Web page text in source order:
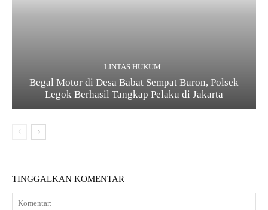
LINTAS HUKUM
Begal Motor di Desa Babat Sempat Buron, Polsek
Legok Berhasil Tangkap Pelaku di Jakarta
TINGGALKAN KOMENTAR